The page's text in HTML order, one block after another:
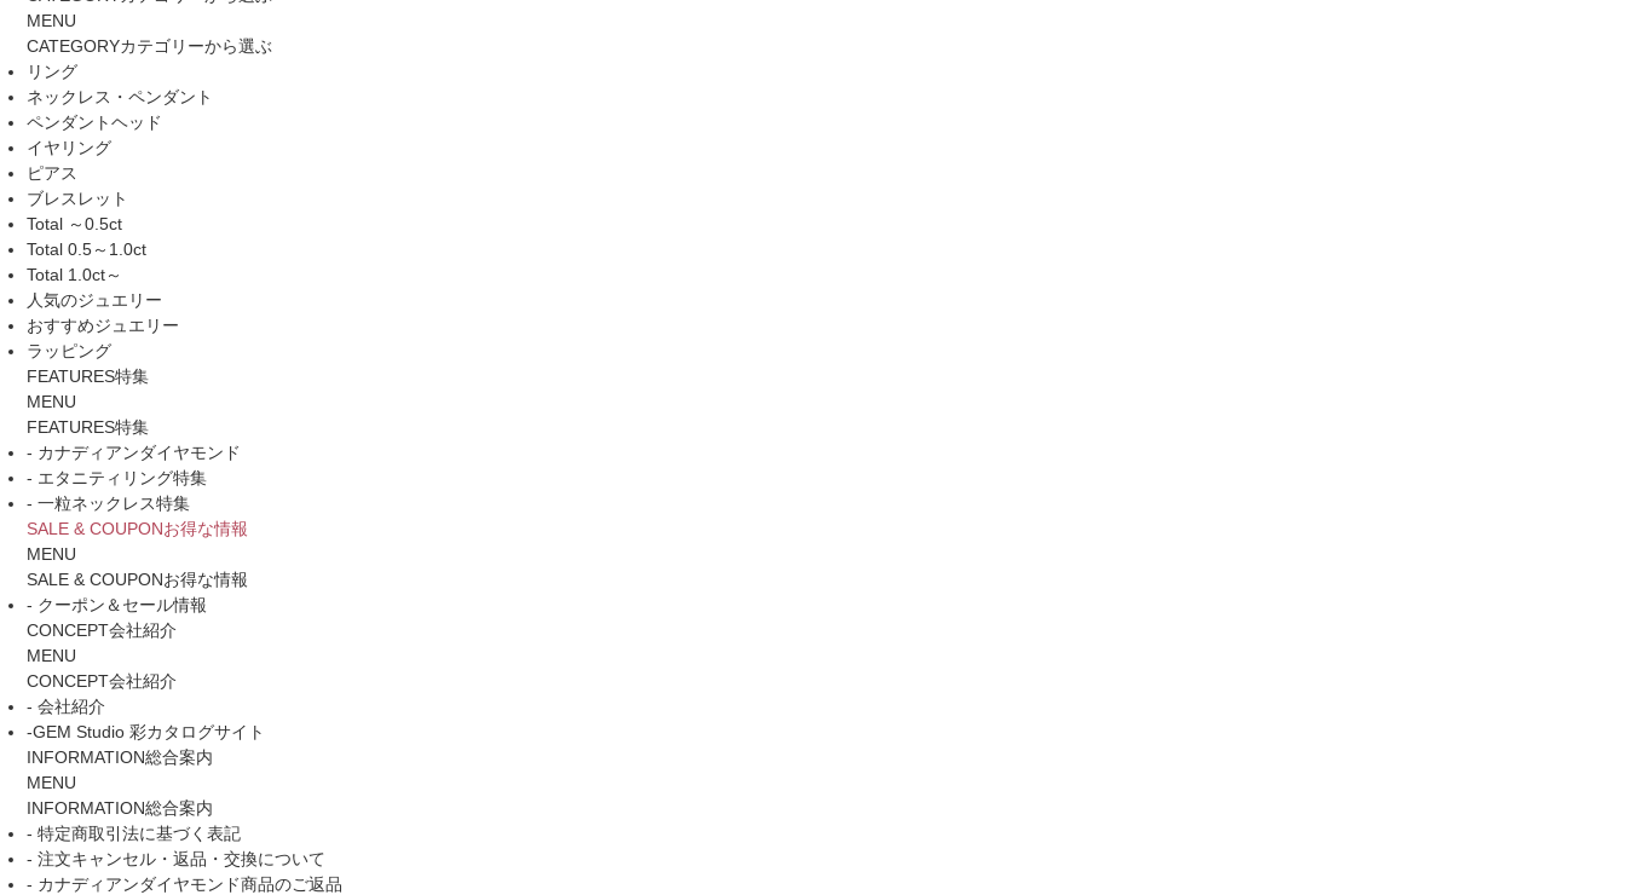
MENU
CATEGORYカテゴリーから選ぶ
リング
ネックレス・ペンダント
ペンダントヘッド
イヤリング
ピアス
ブレスレット
Total ～0.5ct
Total 0.5～1.0ct
Total 1.0ct～
人気のジュエリー
おすすめジュエリー
ラッピング
FEATURES特集
MENU
FEATURES特集
- カナディアンダイヤモンド
- エタニティリング特集
- 一粒ネックレス特集
SALE & COUPONお得な情報
MENU
SALE & COUPONお得な情報
- クーポン＆セール情報
CONCEPT会社紹介
MENU
CONCEPT会社紹介
- 会社紹介
-GEM Studio 彩カタログサイト
INFORMATION総合案内
MENU
INFORMATION総合案内
- 特定商取引法に基づく表記
- 注文キャンセル・返品・交換について
- カナディアンダイヤモンド商品のご返品